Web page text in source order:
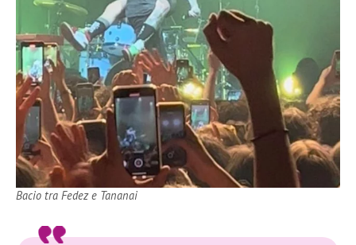
Bacio tra Fedez e Tananai